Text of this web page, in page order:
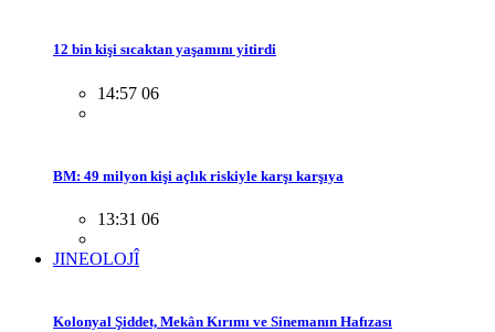
12 bin kişi sıcaktan yaşamını yitirdi
14:57 06
BM: 49 milyon kişi açlık riskiyle karşı karşıya
13:31 06
JINEOLOJÎ
Kolonyal Şiddet, Mekân Kırımı ve Sinemanın Hafızası